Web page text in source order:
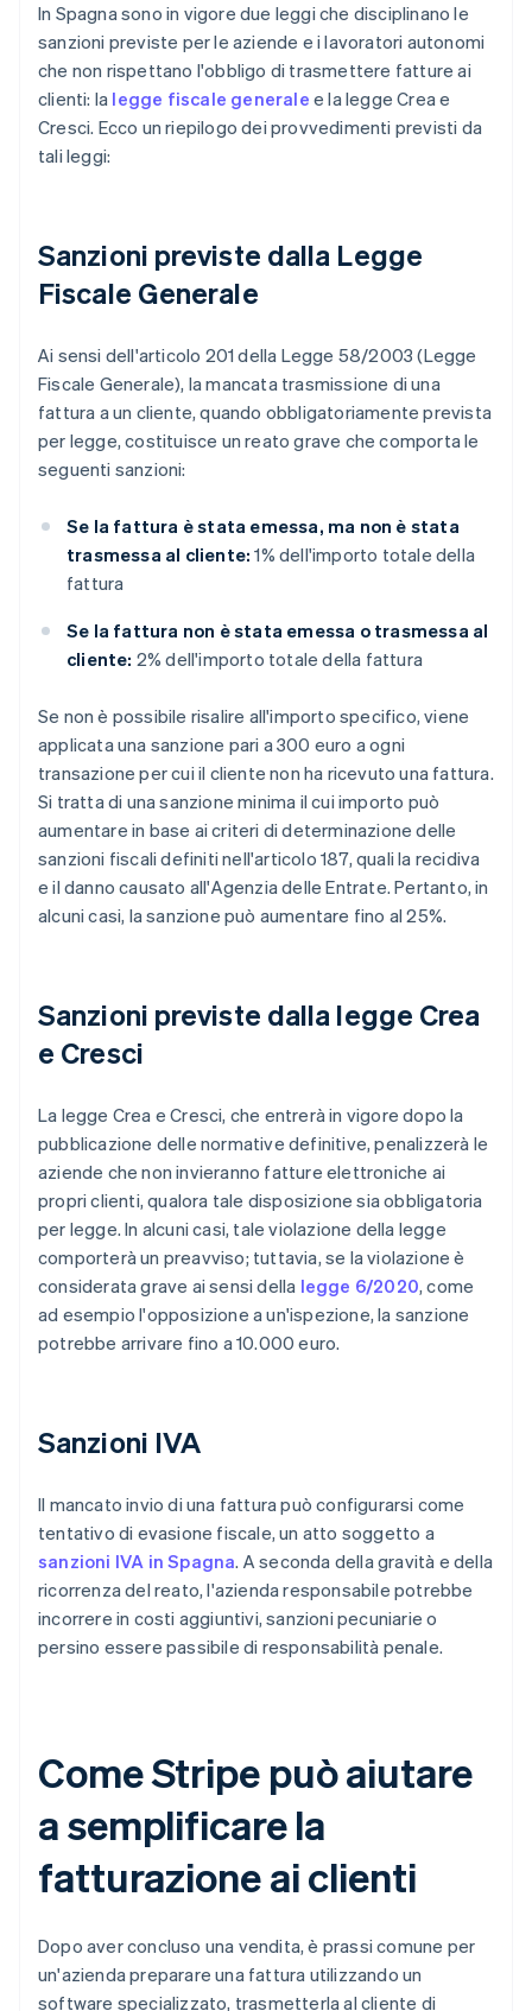
In Spagna sono in vigore due leggi che disciplinano le
sanzioni previste per le aziende e i lavoratori autonomi
che non rispettano l'obbligo di trasmettere fatture ai
clienti: la legge fiscale generale e la legge Crea e
Cresci. Ecco un riepilogo dei provvedimenti previsti da
tali leggi:
Sanzioni previste dalla Legge
Fiscale Generale
Ai sensi dell'articolo 201 della Legge 58/2003 (Legge
Fiscale Generale), la mancata trasmissione di una
fattura a un cliente, quando obbligatoriamente prevista
per legge, costituisce un reato grave che comporta le
seguenti sanzioni:
Se la fattura è stata emessa, ma non è stata
trasmessa al cliente: 1% dell'importo totale della
fattura
Se la fattura non è stata emessa o trasmessa al
cliente: 2% dell'importo totale della fattura
Se non è possibile risalire all'importo specifico, viene
applicata una sanzione pari a 300 euro a ogni
transazione per cui il cliente non ha ricevuto una fattura.
Si tratta di una sanzione minima il cui importo può
aumentare in base ai criteri di determinazione delle
sanzioni fiscali definiti nell'articolo 187, quali la recidiva
e il danno causato all'Agenzia delle Entrate. Pertanto, in
alcuni casi, la sanzione può aumentare fino al 25%.
Sanzioni previste dalla legge Crea
e Cresci
La legge Crea e Cresci, che entrerà in vigore dopo la
pubblicazione delle normative definitive, penalizzerà le
aziende che non invieranno fatture elettroniche ai
propri clienti, qualora tale disposizione sia obbligatoria
per legge. In alcuni casi, tale violazione della legge
comporterà un preavviso; tuttavia, se la violazione è
considerata grave ai sensi della legge 6/2020, come
ad esempio l'opposizione a un'ispezione, la sanzione
potrebbe arrivare fino a 10.000 euro.
Sanzioni IVA
Il mancato invio di una fattura può configurarsi come
tentativo di evasione fiscale, un atto soggetto a
sanzioni IVA in Spagna. A seconda della gravità e della
ricorrenza del reato, l'azienda responsabile potrebbe
incorrere in costi aggiuntivi, sanzioni pecuniarie o
persino essere passibile di responsabilità penale.
Come Stripe può aiutare
a semplificare la
fatturazione ai clienti
Dopo aver concluso una vendita, è prassi comune per
un'azienda preparare una fattura utilizzando un
software specializzato, trasmetterla al cliente di